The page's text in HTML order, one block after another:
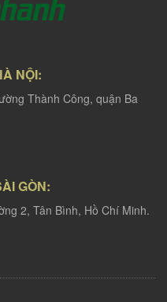
NỘI:
Thành Công, quận Ba
GÒN:
2, Tân Bình, Hồ Chí Minh.